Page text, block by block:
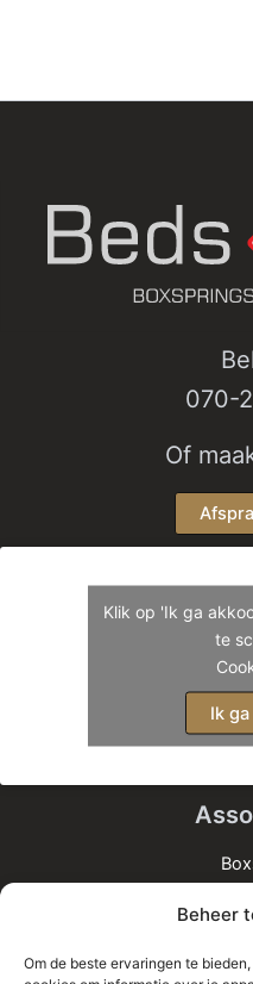
Beheer
Om de beste ervaringen te
070-
Of
Klik op 'Ik ga
te
Ik